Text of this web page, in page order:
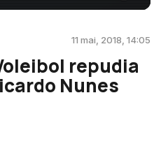
11 mai, 2018, 14:05
repudia
Nunes